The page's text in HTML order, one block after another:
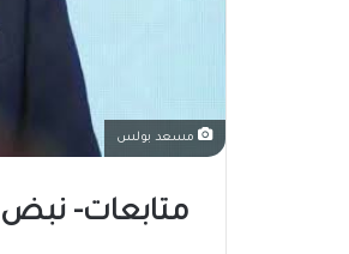
مسعد بولس
متابعات-